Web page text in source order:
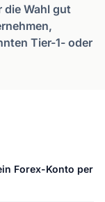
Wahl gut
Tier-1- oder
Forex-Konto per